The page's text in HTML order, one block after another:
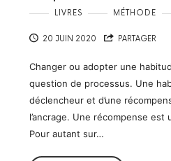
LIVRES MÉTHODE
20 JUIN 2020 PARTAGER
Changer ou adopter une
question de processus. Une
déclencheur et d’une
l’ancrage. Une récompense est
Pour autant sur…